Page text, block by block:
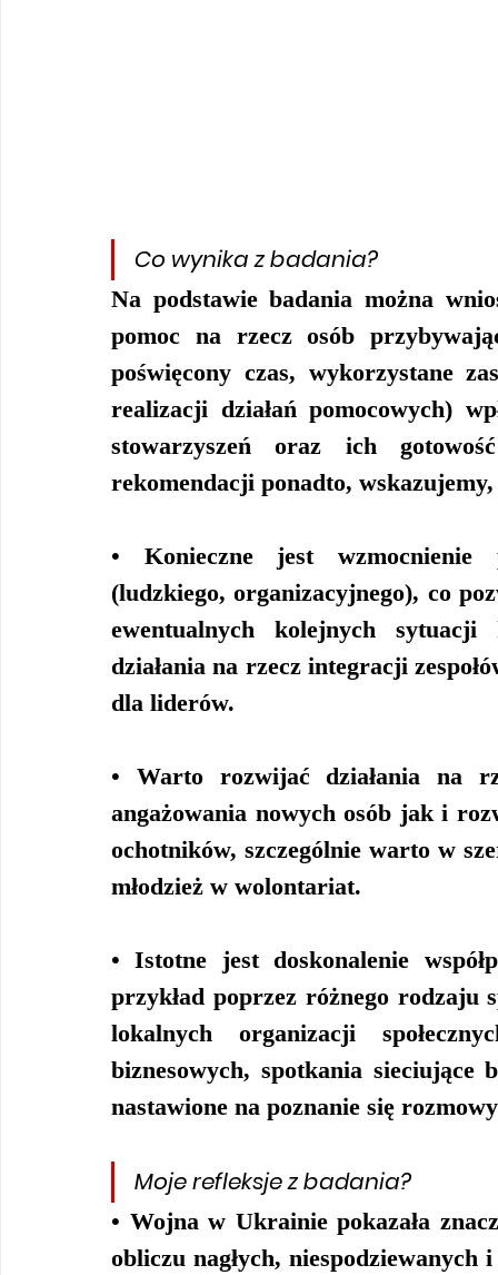
Co wynika z badania?
Na podstawie badania można
pomoc na rzecz osób
poświęcony czas, wykorzystane
realizacji działań pomocowych)
stowarzyszeń oraz ich
rekomendacji ponadto, wskazujemy,
• Konieczne jest wzmocnienie
(ludzkiego, organizacyjnego), co
ewentualnych kolejnych
działania na rzecz integracji
dla liderów.
• Warto rozwijać działania na
angażowania nowych osób jak i
ochotników, szczególnie warto w
młodzież w wolontariat.
• Istotne jest doskonalenie
przykład poprzez różnego rodzaju
lokalnych organizacji
biznesowych, spotkania
nastawione na poznanie się
Moje refleksje z badania?
• Wojna w Ukrainie pokazała
obliczu nagłych,